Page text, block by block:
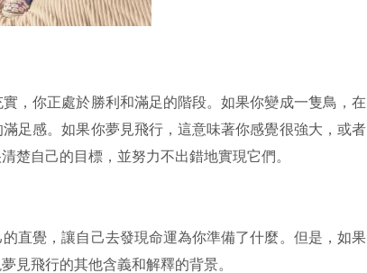
，你正處於勝利和滿足的階段。如果你變成一隻鳥，在
足感。如果你夢見飛行，這意味著你感覺很強大，或者
楚自己的目標，並努力不出錯地實現它們。
直覺，讓自己去發現命運為你準備了什麼。但是，如果
見飛行的其他含義和解釋的背景。